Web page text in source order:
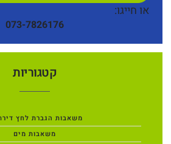
או חייגו:
073-7826176
קטגוריות
משאבות הגברת לחץ
משאבות מים